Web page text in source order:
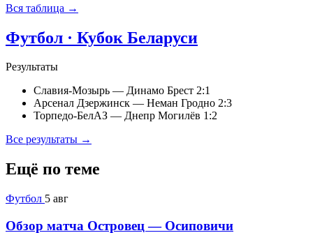
Вся таблица →
Футбол · Кубок Беларуси
Результаты
Славия-Мозырь — Динамо Брест 2:1
Арсенал Дзержинск — Неман Гродно 2:3
Торпедо-БелАЗ — Днепр Могилёв 1:2
Все результаты →
Ещё по теме
Футбол 5 авг
Обзор матча Островец — Осиповичи